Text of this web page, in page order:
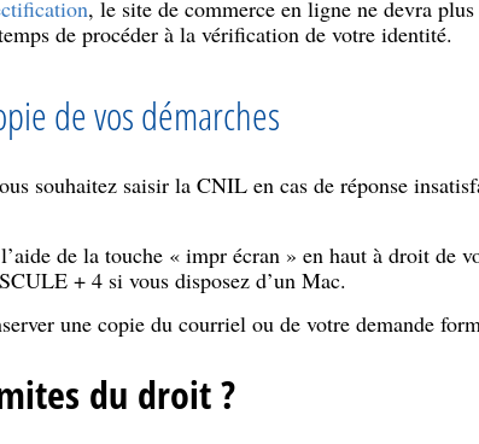
, le site de commerce en ligne ne devra
de procéder à la vérification de votre identité.
de vos démarches
souhaitez saisir la CNIL en cas de réponse
de la touche « impr écran » en haut à droit de
+ 4 si vous disposez d’un Mac.
une copie du courriel ou de votre demande
du droit ?